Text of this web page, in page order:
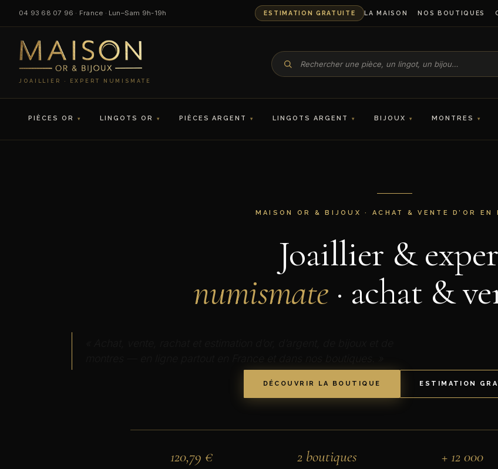
04 93 68 07 96 · France · Lun–Sam 9h-19h ESTIMATION GRATUITE LA MAISON NOS BOUTIQUES
JOAILLIER · EXPERT NUMISMATE
PIÈCES OR LINGOTS OR PIÈCES ARGENT LINGOTS ARGENT BIJOUX MONTRES
MAISON OR & BIJOUX · ACHAT & VENTE D’OR EN
Joaillier &
numismate · achat &
DÉCOUVRIR LA BOUTIQUE ESTIMATION
120,79 € 2 boutiques + 12 000